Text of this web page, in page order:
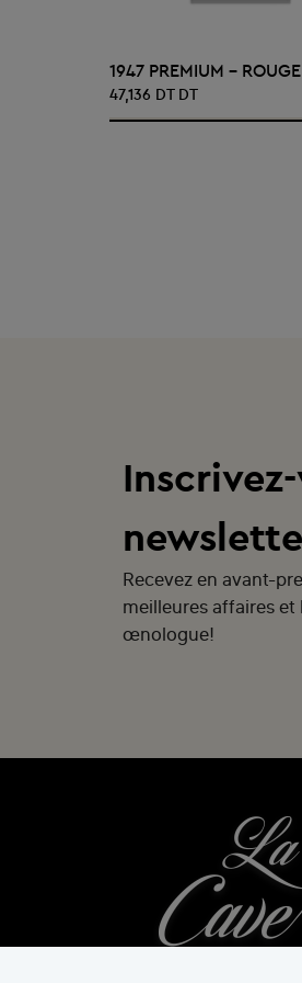
1947 PREMIUM -
47,136 DT DT
Recevez en avant-
meilleures affaires
œnologue!